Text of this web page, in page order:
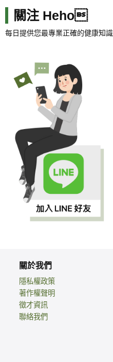
關注 Heho
每日提供您最專業正確的健康知識
關於我們
隱私權政策
著作權聲明
徵才資訊
聯絡我們